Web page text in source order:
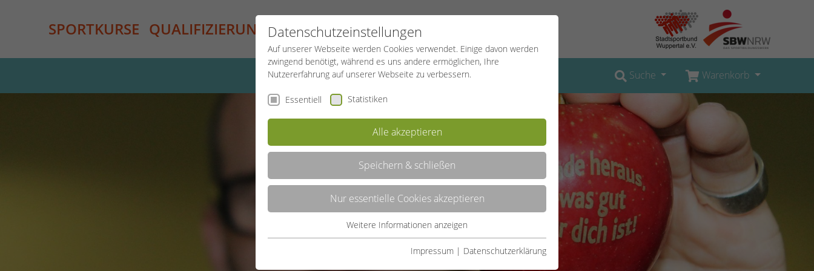
SPORTKURSE QUALIFIZIERUNG PROJEKTE SPORTREISEN
Suche Warenkorb
Datenschutzeinstellungen
Auf unserer Webseite werden Cookies verwendet. Einige davon werden
zwingend benötigt, während es uns andere ermöglichen, Ihre
Nutzererfahrung auf unserer Webseite zu verbessern.
Essentiell Statistiken
Alle akzeptieren
Speichern & schließen
Nur essentielle Cookies akzeptieren
Essentielle Cookies werden für grundlegende Funktionen der
Weitere Informationen anzeigen
Impressum | Datenschutzerklärung